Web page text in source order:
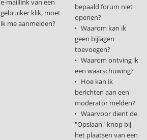
e-maillink van een
gebruiker klik, moet
ik me aanmelden?
bepaald forum niet
openen?
Waarom kan ik
geen bijlagen
toevoegen?
Waarom ontving ik
een waarschuwing?
Hoe kan ik
berichten aan een
moderator melden?
Waarvoor dient de
"Opslaan"-knop bij
het plaatsen van een